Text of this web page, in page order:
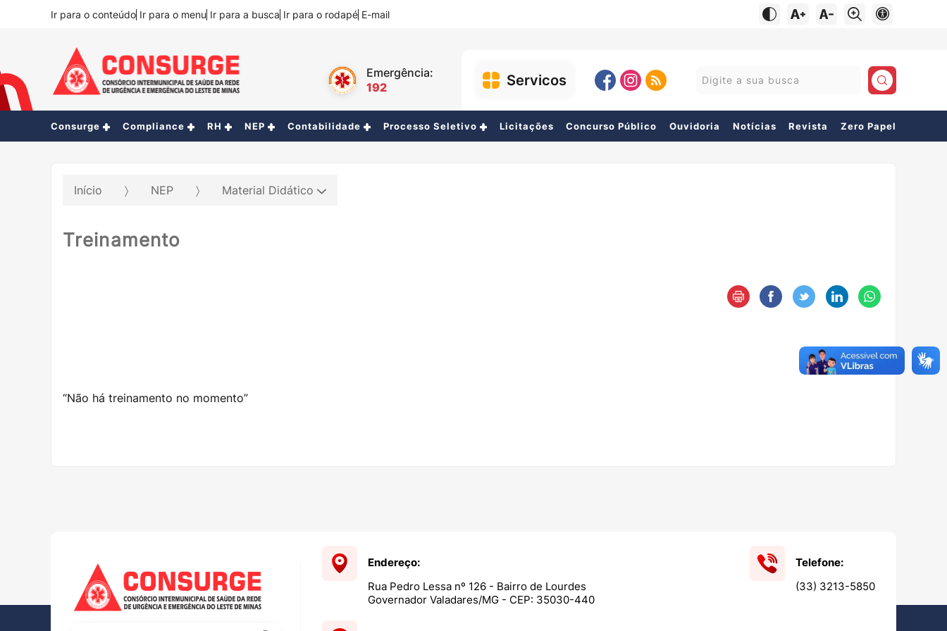
Ir para o conteúdo Ir para o menu Ir para a busca Ir para o rodapé E-mail
Emergência:
192
Servicos
RH
Pesquisar:
Consurge Compliance RH NEP Contabilidade Processo Seletivo Licitações Concurso Público Ouvidoria Notícias Revista Zero Papel
Início NEP Material Didático
Treinamento
“Não há treinamento no momento”
Endereço:
Rua Pedro Lessa nº 126 - Bairro de Lourdes
Governador Valadares/MG - CEP: 35030-440
Telefone:
(33) 3213-5850